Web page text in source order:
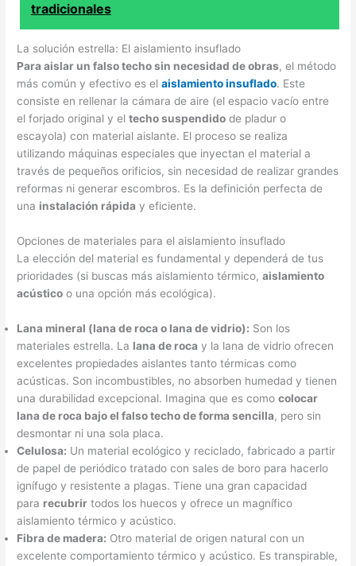
tradicionales
La solución estrella: El aislamiento insuflado
Para aislar un falso techo sin necesidad de obras, el método
más común y efectivo es elaislamiento insuflado. Este
consiste en rellenar la cámara de aire (el espacio vacío entre
el forjado original y eltecho suspendido de pladur o
escayola) con material aislante. El proceso se realiza
utilizando máquinas especiales que inyectan el material a
través de pequeños orificios, sin necesidad de realizar grandes
reformas ni generar escombros. Es la definición perfecta de
una instalación rápida y eficiente.
Opciones de materiales para el aislamiento insuflado
La elección del material es fundamental y dependerá de tus
prioridades (si buscas más aislamiento térmico,aislamiento
acústico o una opción más ecológica).
Lana mineral (lana de roca o lana de vidrio): Son los
materiales estrella. La lana de roca y la lana de vidrio ofrecen
excelentes propiedades aislantes tanto térmicas como
acústicas. Son incombustibles, no absorben humedad y tienen
una durabilidad excepcional. Imagina que es comocolocar
lana de roca bajo el falso techo de forma sencilla, pero sin
desmontar ni una sola placa.
Celulosa: Un material ecológico y reciclado, fabricado a partir
de papel de periódico tratado con sales de boro para hacerlo
ignífugo y resistente a plagas. Tiene una gran capacidad
para recubrir todos los huecos y ofrece un magnífico
aislamiento térmico y acústico.
Fibra de madera: Otro material de origen natural con un
excelente comportamiento térmico y acústico. Es transpirable,